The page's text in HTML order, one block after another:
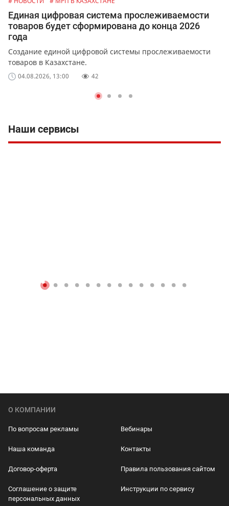
Единая цифровая система прослеживаемости
товаров будет сформирована до конца 2026
года
Создание единой цифровой системы прослеживаемости
товаров в Казахстане.
04.08.2026, 13:00 42
Наши сервисы
О КОМПАНИИ
По вопросам рекламы Вебинары
Наша команда Контакты
Договор-оферта Правила пользования сайтом
Соглашение о защите
персональных данных
Инструкции по сервису